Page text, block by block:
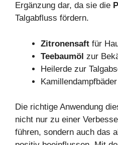
Ergänzung dar, da sie die
Talgabfluss fördern.
Zitronensaft für
Teebaumöl zur
Heilerde zur
Die richtige Anwendung
nicht nur zu einer
führen, sondern auch das